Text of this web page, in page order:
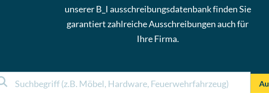
unserer B_I ausschreibungsdatenbank finden Sie
garantiert zahlreiche Ausschreibungen auch für
Ihre Firma.